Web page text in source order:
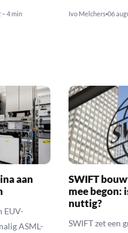
– 4 min Ivo Melchers 06
aan
EUV-
ASML-
SWIFT
mee begon:
nuttig?
SWIFT zet een